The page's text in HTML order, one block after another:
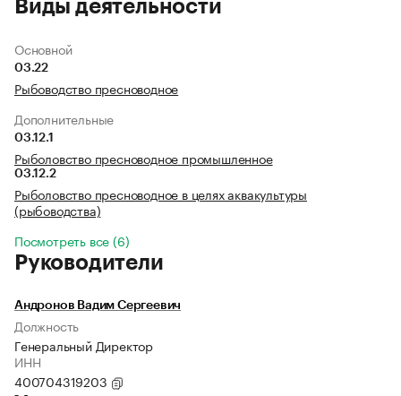
Виды деятельности
Основной
03.22
Рыбоводство пресноводное
Дополнительные
03.12.1
Рыболовство пресноводное промышленное
03.12.2
Рыболовство пресноводное в целях аквакультуры
(рыбоводства)
Посмотреть все (6)
Руководители
Андронов Вадим Сергеевич
Должность
Генеральный Директор
ИНН
400704319203